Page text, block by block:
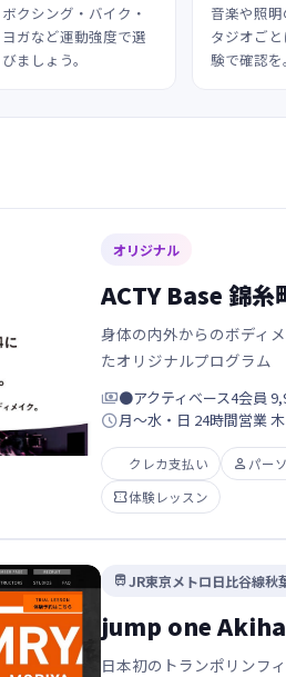
ボクシング・バイク・
ヨガなど運動強度で選
びましょう。
音楽や照
タジオご
験で確認を。
オリジナル
ACTY Base 錦糸
身体の内外からのボディ
たオリジナルプログラム
●アクティベース4会員
月～水・日 24時間営業
クレカ支払い  パー
体験レッスン
JR東京メトロ日比谷線秋
jump one
日本初のトランポリンフ